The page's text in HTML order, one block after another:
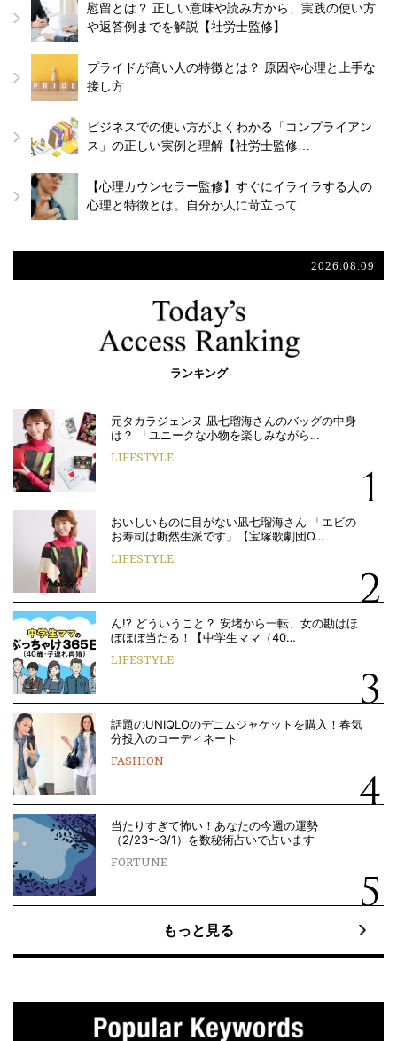
慰留とは？ 正しい意味や読み方から、実践の使い方
や返答例までを解説【社労士監修】
プライドが高い人の特徴とは？ 原因や心理と上手な
接し方
ビジネスでの使い方がよくわかる「コンプライアン
ス」の正しい実例と理解【社労士監修…
【心理カウンセラー監修】すぐにイライラする人の
心理と特徴とは。自分が人に苛立って…
2026.08.09
ランキング
元タカラジェンヌ 凪七瑠海さんのバッグの中身
は？ 「ユニークな小物を楽しみながら…
LIFESTYLE
おいしいものに目がない凪七瑠海さん 「エビの
お寿司は断然生派です」【宝塚歌劇団O…
LIFESTYLE
ん!? どういうこと？ 安堵から一転、女の勘はほ
ぼほぼ当たる！【中学生ママ（40…
LIFESTYLE
話題のUNIQLOのデニムジャケットを購入！春気
分投入のコーディネート
FASHION
当たりすぎて怖い！あなたの今週の運勢
（2/23〜3/1）を数秘術占いで占います
FORTUNE
もっと見る